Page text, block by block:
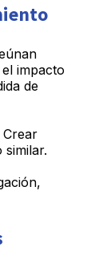
impacto
de
Crear
similar.